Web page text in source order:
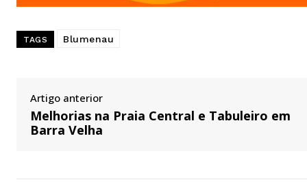
TAGS Blumenau
Artigo anterior
Melhorias na Praia Central e Tabuleiro em
Barra Velha